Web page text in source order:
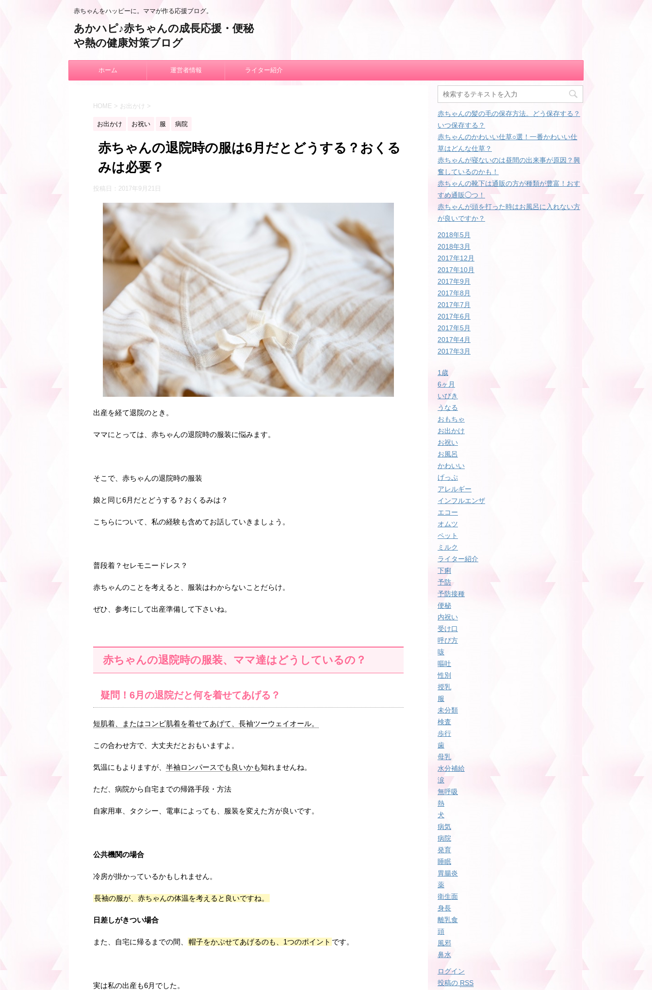
赤ちゃんをハッピーに。ママが作る応援ブログ。
あかハピ♪赤ちゃんの成長応援・便秘
や熱の健康対策ブログ
ホーム 運営者情報 ライター紹介
HOME > お出かけ >
お出かけ お祝い 服 病院
赤ちゃんの退院時の服は6月だとどうする？おくる
みは必要？
投稿日： 2017年9月21日
出産を経て退院のとき。
ママにとっては、赤ちゃんの退院時の服装に悩みます。
そこで、赤ちゃんの退院時の服装
娘と同じ6月だとどうする？おくるみは？
こちらについて、私の経験も含めてお話していきましょう。
普段着？セレモニードレス？
赤ちゃんのことを考えると、服装はわからないことだらけ。
ぜひ、参考にして出産準備して下さいね。
赤ちゃんの退院時の服装、ママ達はどうしているの？
疑問！6月の退院だと何を着せてあげる？
短肌着、またはコンビ肌着を着せてあげて、長袖ツーウェイオール。
この合わせ方で、大丈夫だとおもいますよ。
気温にもよりますが、 半袖ロンパースでも良いかも知れませんね。
ただ、病院から自宅までの帰路手段・方法
自家用車、タクシー、電車によっても、服装を変えた方が良いです。
公共機関の場合
冷房が掛かっているかもしれません。
長袖の服が、赤ちゃんの体温を考えると良いですね。
日差しがきつい場合
また、自宅に帰るまでの間、 帽子をかぶせてあげるのも、1つのポイント です。
実は私の出産も6月でした。
赤ちゃんの髪の毛の保存方法。どう保存する？
いつ保存する？
赤ちゃんのかわいい仕草○選！一番かわいい仕
草はどんな仕草？
赤ちゃんが寝ないのは昼間の出来事が原因？興
奮しているのかも！
赤ちゃんの靴下は通販の方が種類が豊富！おす
すめ通販◯つ！
赤ちゃんが頭を打った時はお風呂に入れない方
が良いですか？
2018年5月
2018年3月
2017年12月
2017年10月
2017年9月
2017年8月
2017年7月
2017年6月
2017年5月
2017年4月
2017年3月
1歳
6ヶ月
いびき
うなる
おもちゃ
お出かけ
お祝い
お風呂
かわいい
げっぷ
アレルギー
インフルエンザ
エコー
オムツ
ペット
ミルク
ライター紹介
下痢
予防
予防接種
便秘
内祝い
受け口
呼び方
咳
嘔吐
性別
授乳
服
未分類
検査
歩行
歯
母乳
水分補給
涙
無呼吸
熱
犬
病気
病院
発育
睡眠
胃腸炎
薬
衛生面
身長
離乳食
頭
風邪
鼻水
ログイン
投稿の RSS